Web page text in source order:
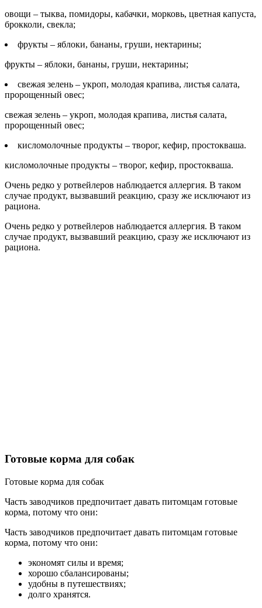
овощи – тыква, помидоры, кабачки, морковь, цветная капуста,
брокколи, свекла;
фрукты – яблоки, бананы, груши, нектарины;
фрукты – яблоки, бананы, груши, нектарины;
свежая зелень – укроп, молодая крапива, листья салата,
пророщенный овес;
свежая зелень – укроп, молодая крапива, листья салата,
пророщенный овес;
кисломолочные продукты – творог, кефир, простокваша.
кисломолочные продукты – творог, кефир, простокваша.
Очень редко у ротвейлеров наблюдается аллергия. В таком
случае продукт, вызвавший реакцию, сразу же исключают из
рациона.
Очень редко у ротвейлеров наблюдается аллергия. В таком
случае продукт, вызвавший реакцию, сразу же исключают из
рациона.
Готовые корма для собак
Готовые корма для собак
Часть заводчиков предпочитает давать питомцам готовые
корма, потому что они:
Часть заводчиков предпочитает давать питомцам готовые
корма, потому что они:
экономят силы и время;
хорошо сбалансированы;
удобны в путешествиях;
долго хранятся.